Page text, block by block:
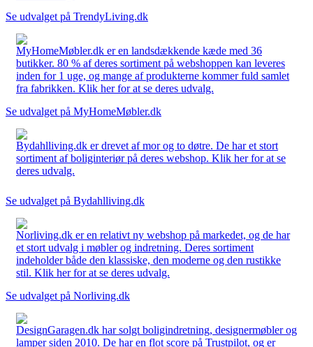
Se udvalget på TrendyLiving.dk
MyHomeMøbler.dk er en landsdækkende kæde med 36
butikker. 80 % af deres sortiment på webshoppen kan leveres
inden for 1 uge, og mange af produkterne kommer fuld samlet
fra fabrikken. Klik her for at se deres udvalg.
Se udvalget på MyHomeMøbler.dk
Bydahlliving.dk er drevet af mor og to døtre. De har et stort
sortiment af boliginteriør på deres webshop. Klik her for at se
deres udvalg.
Se udvalget på Bydahlliving.dk
Norliving.dk er en relativt ny webshop på markedet, og de har
et stort udvalg i møbler og indretning. Deres sortiment
indeholder både den klassiske, den moderne og den rustikke
stil. Klik her for at se deres udvalg.
Se udvalget på Norliving.dk
DesignGaragen.dk har solgt boligindretning, designermøbler og
lamper siden 2010. De har en flot score på Trustpilot, og er